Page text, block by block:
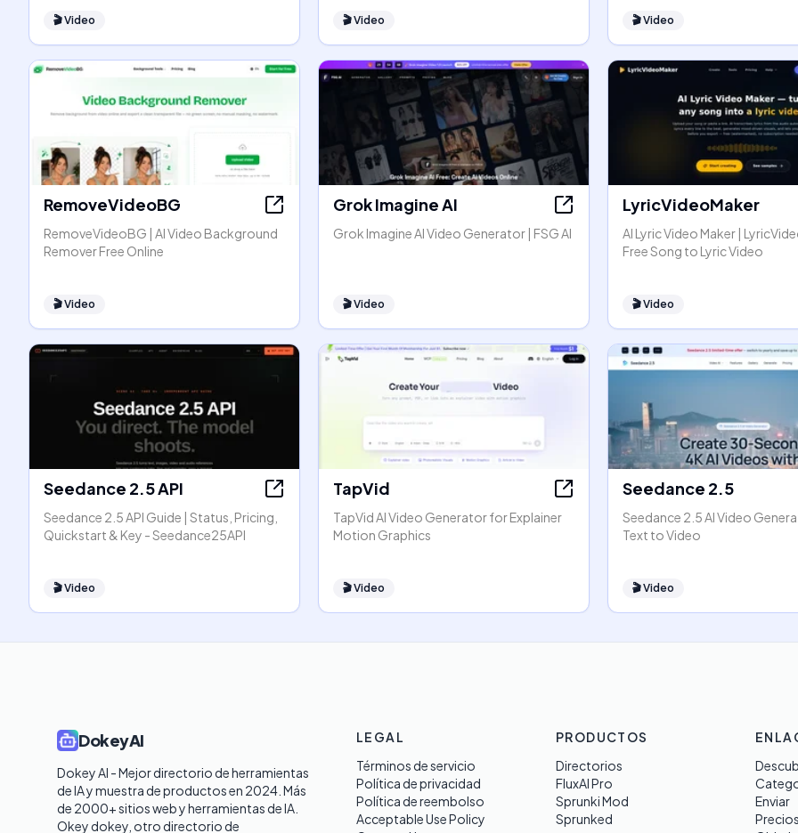
🎬Video 🎬Video 🎬Video
RemoveVideoBG
RemoveVideoBG | AI Video Background
Remover Free Online
🎬Video
Grok Imagine AI
Grok Imagine AI Video Generator | FSG AI
🎬Video
LyricVideoMaker
AI Lyric Video Maker |
Free Song to Lyric Video
🎬Video
Seedance 2.5 API
Seedance 2.5 API Guide | Status, Pricing,
Quickstart & Key - Seedance25API
🎬Video
TapVid
TapVid AI Video Generator for Explainer
Motion Graphics
🎬Video
Seedance 2.5
Seedance 2.5 AI Video
Text to Video
🎬Video
DokeyAI
Dokey AI - Mejor directorio de herramientas
de IA y muestra de productos en 2024. Más
de 2000+ sitios web y herramientas de IA.
Okey dokey, otro directorio de
LEGAL
Términos de servicio
Política de privacidad
Política de reembolso
Acceptable Use Policy
PRODUCTOS
Directorios
FluxAI Pro
Sprunki Mod
Sprunked
Enviar
Precios